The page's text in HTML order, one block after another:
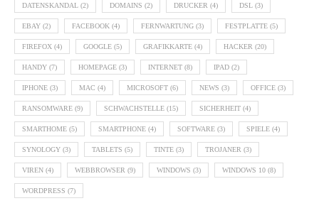
DATENSKANDAL (2) DOMAINS (2) DRUCKER (4) DSL (3)
EBAY (2) FACEBOOK (4) FERNWARTUNG (3) FESTPLATTE (5)
FIREFOX (4) GOOGLE (5) GRAFIKKARTE (4) HACKER (20)
HANDY (7) HOMEPAGE (3) INTERNET (8) IPAD (2)
IPHONE (3) MAC (4) MICROSOFT (6) NEWS (3) OFFICE (3)
RANSOMWARE (9) SCHWACHSTELLE (15) SICHERHEIT (4)
SMARTHOME (5) SMARTPHONE (4) SOFTWARE (3) SPIELE (4)
SYNOLOGY (3) TABLETS (5) TINTE (3) TROJANER (3)
VIREN (4) WEBBROWSER (9) WINDOWS (3) WINDOWS 10 (8)
WORDPRESS (7)